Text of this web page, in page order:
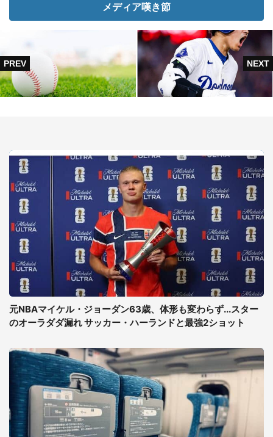
メディア嘆き節
元NBAマイケル・ジョーダン63歳、体形も変わらず...スター
のオーラダダ漏れ サッカー・ハーランドと最強2ショット